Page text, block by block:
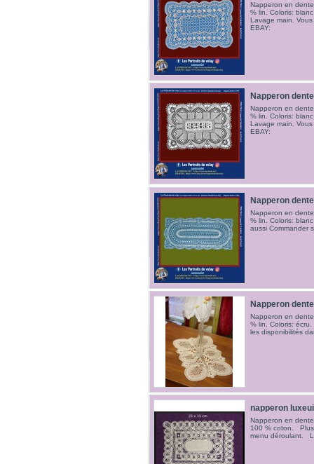
Napperon en
% lin. Coloris:
Lavage main.
EBAY:
Napperon
Napperon en
% lin. Coloris:
Lavage main.
EBAY:
Napperon
Napperon en
% lin. Coloris:
aussi Commander
Napperon
Napperon en
% lin. Coloris:
les disponibilités
napperon
Napperon en
100 % coton.
menu déroulant.